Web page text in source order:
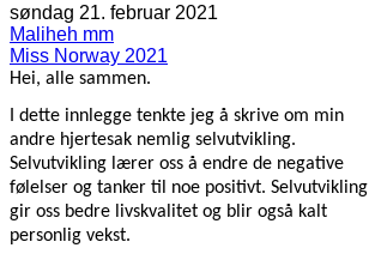
søndag 21. februar 2021
Maliheh mm
Miss Norway 2021
Hei, alle sammen.
I dette innlegge tenkte jeg å skrive om min
andre hjertesak nemlig selvutvikling.
Selvutvikling lærer oss å endre de negative
følelser og tanker til noe positivt. Selvutvikling
gir oss bedre livskvalitet og blir også kalt
personlig vekst.